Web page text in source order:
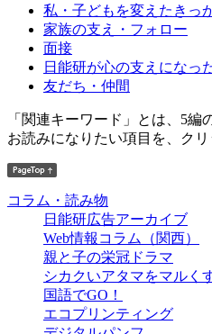
私・子どもを変えたきっ
家族の支え・フォロー
面接
日能研が心の支えになっ
友だち・仲間
「関連キーワード」とは、5
お読みになりたい項目を、クリ
コラム・読み物
日能研広告アーカイブ
Web情報コラム（関西）
親と子の栄冠ドラマ
シカクいアタマをマルく
国語でGO！
エコプリンティング